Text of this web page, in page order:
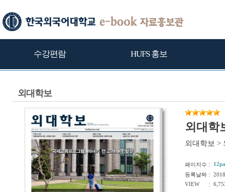
수강편람 HUFS 홍보
외대학보
외대학
외대학보 >
페이지수 :
등록날짜 :
VIEW
: